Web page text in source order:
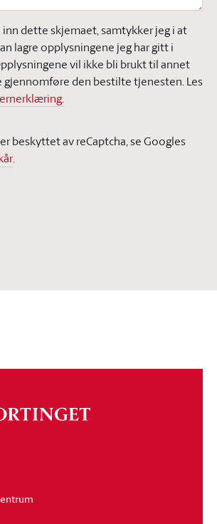
inn dette skjemaet, samtykker jeg i at
lagre opplysningene jeg har gitt i
vil ikke bli brukt til annet
gjennomføre den bestilte tjenesten. Les
beskyttet av reCaptcha, se Googles
.